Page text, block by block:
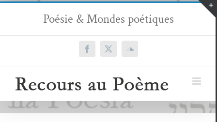
Passer
contenu
Poésie & Mondes poétiques
Facebook
X SoundCloud